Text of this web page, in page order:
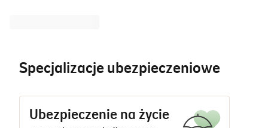
Specjalizacje ubezpieczeniowe
Ubezpieczenie na życie